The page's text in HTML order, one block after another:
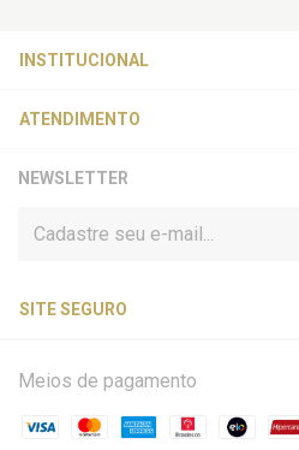
INSTITUCIONAL
ATENDIMENTO
NEWSLETTER
SITE SEGURO
Meios de pagamento